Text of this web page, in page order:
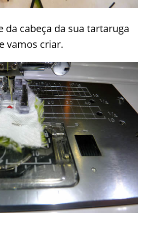
da cabeça da sua tartaruga
vamos criar.